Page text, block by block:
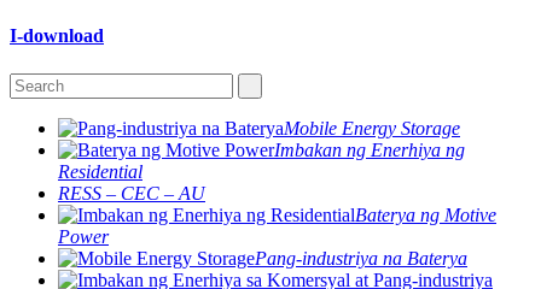
I-download
Mobile Energy Storage
Imbakan ng Enerhiya ng
Residential
RESS – CEC – AU
Baterya ng Motive
Power
Pang-industriya na Baterya